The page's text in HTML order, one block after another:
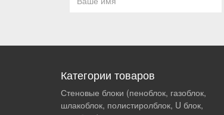
Категории товаров
Стеновые блоки (пеноблок, газоблок,
шлакоблок, полистиролблок, U блок,